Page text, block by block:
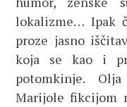
lokalizme… Ipak
proze jasno
koja se kao i
potomkinje.
Marijole fikcijom